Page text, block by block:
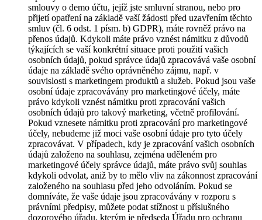
smlouvy o demo účtu, jejíž jste smluvní stranou, nebo pro
přijetí opatření na základě vaší žádosti před uzavřením těchto
smluv (čl. 6 odst. 1 písm. b) GDPR), máte rovněž právo na
přenos údajů. Kdykoli máte právo vznést námitku z důvodů
týkajících se vaší konkrétní situace proti použití vašich
osobních údajů, pokud správce údajů zpracovává vaše osobní
údaje na základě svého oprávněného zájmu, např. v
souvislosti s marketingem produktů a služeb. Pokud jsou vaše
osobní údaje zpracovávány pro marketingové účely, máte
právo kdykoli vznést námitku proti zpracování vašich
osobních údajů pro takový marketing, včetně profilování.
Pokud vznesete námitku proti zpracování pro marketingové
účely, nebudeme již moci vaše osobní údaje pro tyto účely
zpracovávat. V případech, kdy je zpracování vašich osobních
údajů založeno na souhlasu, zejména uděleném pro
marketingové účely správce údajů, máte právo svůj souhlas
kdykoli odvolat, aniž by to mělo vliv na zákonnost zpracování
založeného na souhlasu před jeho odvoláním. Pokud se
domníváte, že vaše údaje jsou zpracovávány v rozporu s
právními předpisy, můžete podat stížnost u příslušného
dozorového úřadu, kterým je předseda Úřadu pro ochranu